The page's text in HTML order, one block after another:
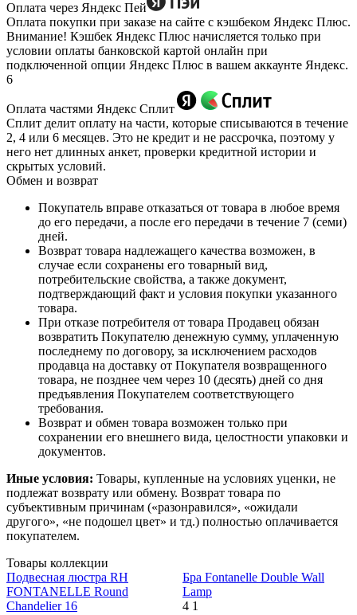
Оплата через Яндекс Пей
Оплата покупки при заказе на сайте с кэшбеком Яндекс Плюс.
Внимание! Кэшбек Яндекс Плюс начисляется только при
условии оплаты банковской картой онлайн при
подключенной опции Яндекс Плюс в вашем аккаунте Яндекс.
6
Оплата частями Яндекс Сплит
Сплит делит оплату на части, которые списываются в течение
2, 4 или 6 месяцев. Это не кредит и не рассрочка, поэтому у
него нет длинных анкет, проверки кредитной истории и
скрытых условий.
Обмен и возврат
Покупатель вправе отказаться от товара в любое время
до его передачи, а после его передачи в течение 7 (семи)
дней.
Возврат товара надлежащего качества возможен, в
случае если сохранены его товарный вид,
потребительские свойства, а также документ,
подтверждающий факт и условия покупки указанного
товара.
При отказе потребителя от товара Продавец обязан
возвратить Покупателю денежную сумму, уплаченную
последнему по договору, за исключением расходов
продавца на доставку от Покупателя возвращенного
товара, не позднее чем через 10 (десять) дней со дня
предъявления Покупателем соответствующего
требования.
Возврат и обмен товара возможен только при
сохранении его внешнего вида, целостности упаковки и
документов.
Иные условия: Товары, купленные на условиях уценки, не
подлежат возврату или обмену. Возврат товара по
субъективным причинам («разонравился», «ожидали
другого», «не подошел цвет» и тд.) полностью оплачивается
покупателем.
Товары коллекции
Подвесная люстра RH
FONTANELLE Round
Chandelier 16
Бра Fontanelle Double Wall
Lamp
4 1